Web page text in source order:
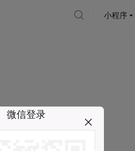
小程序
微信登录